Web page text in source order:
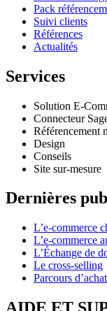
Pack
Suivi clients
Références
Actualités
Services
Solution E-
Connecteur
Référencement
Design
Conseils
Site sur-mesure
Dernières
L’e-commerce
L’e-commerce
L’Échange de
Le cross-selling
Parcours d’achat